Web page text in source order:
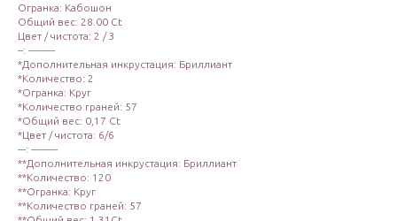
Огранка: Кабошон
Общий вес: 28.00 Ct
Цвет / чистота: 2 / 3
--: ----------
*Дополнительная инкрустация: Бриллиант
*Количество: 2
*Огранка: Круг
*Количество граней: 57
*Общий вес: 0,17 Ct
*Цвет / чистота: 6/6
---: ----------
**Дополнительная инкрустация: Бриллиант
**Количество: 120
**Огранка: Круг
**Количество граней: 57